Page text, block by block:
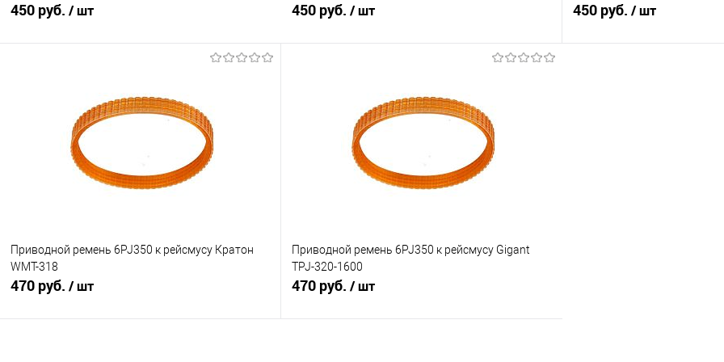
450 руб. / шт
В избранное
В наличии
450 руб. / шт
В избранное
В наличии
450 руб. / шт
Приводной ремень 6PJ350 к рейсмусу Кратон
WMT-318
470 руб. / шт
Приводной ремень 6PJ350 к рейсмусу Gigant
TPJ-320-1600
470 руб. / шт